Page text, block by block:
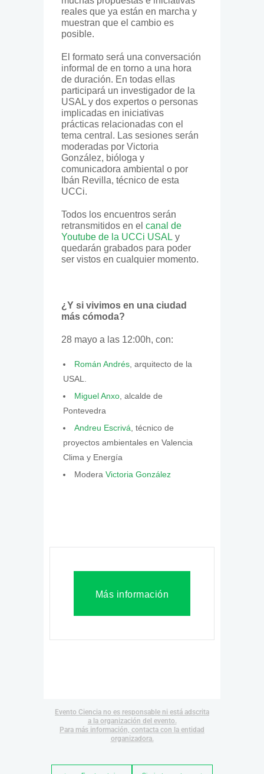
reales que ya están en marcha y
muestran que el cambio es
posible.
El formato será una conversación
informal de en torno a una hora
de duración. En todas ellas
participará un investigador de la
USAL y dos expertos o personas
implicadas en iniciativas
prácticas relacionadas con el
tema central. Las sesiones serán
moderadas por Victoria
González, bióloga y
comunicadora ambiental o por
Ibán Revilla, técnico de esta
UCCi.
Todos los encuentros serán
retransmitidos en el canal de
Youtube de la UCCi USAL y
quedarán grabados para poder
ser vistos en cualquier momento.
¿Y si vivimos en una ciudad
más cómoda?
28 mayo a las 12:00h, con:
Román Andrés , arquitecto de la
USAL.
Miguel Anxo , alcalde de
Pontevedra
Andreu Escrivá , técnico de
proyectos ambientales en Valencia
Clima y Energía
Modera Victoria González
Más información
Evento Ciencia no es responsable ni está adscrita
a la organización del evento.
Para más información, contacta con la entidad
organizadora.